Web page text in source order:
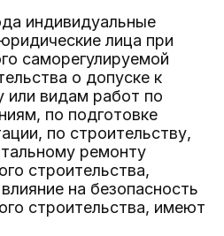
индивидуальные
лица при
саморегулируемой
о допуске к
или видам работ по
по подготовке
по строительству,
ремонту
строительства,
на безопасность
строительства, имеют